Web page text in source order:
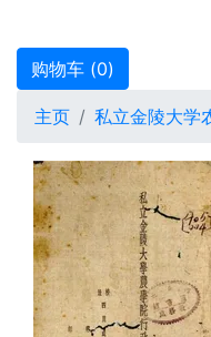
购物车 (0)
主页 私立金陵大学